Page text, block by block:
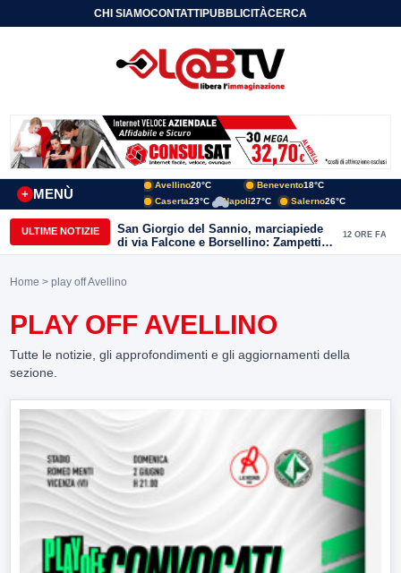
CHI SIAMOCONTATTIPUBBLICITÀCERCA
MENÙ
+
Avellino20°C Benevento18°C
Caserta23°C Napoli27°C Salerno26°C
ULTIME NOTIZIE
San Giorgio del Sannio, marciapiede
di via Falcone e Borsellino: Zampetti e
Lombardi replicano alle polemiche
12 ORE FA
Home > play off Avellino
PLAY OFF AVELLINO
Tutte le notizie, gli approfondimenti e gli aggiornamenti della
sezione.